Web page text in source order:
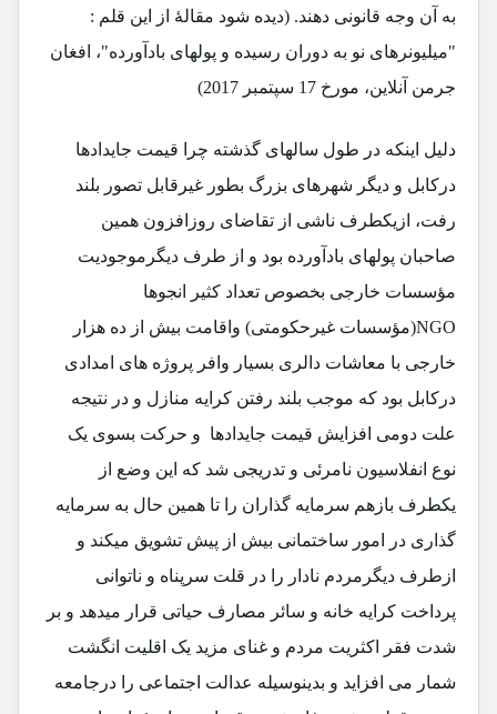
به آن وجه قانونی دهند. (دیده شود مقالۀ از این قلم :
"میلیونرهای نو به دوران رسیده و پولهای بادآورده"، افغان
جرمن آنلاین، مورخ 17 سپتمبر 2017)
دلیل اینکه در طول سالهای گذشته چرا قیمت جایدادها
درکابل و دیگر شهرهای بزرگ بطور غیرقابل تصور بلند
رفت، ازیکطرف ناشی از تقاضای روزافزون همین
صاحبان پولهای بادآورده بود و از طرف دیگرموجودیت
مؤسسات خارجی بخصوص تعداد کثیر انجوها
NGO(مؤسسات غیرحکومتی) واقامت بیش از ده هزار
خارجی با معاشات دالری بسیار وافر پروژه های امدادی
درکابل بود که موجب بلند رفتن کرایه منازل و در نتیجه
علت دومی افزایش قیمت جایدادها و حرکت بسوی یک
نوع انفلاسیون نامرئی و تدریجی شد که این وضع از
یکطرف بازهم سرمایه گذاران را تا همین حال به سرمایه
گذاری در امور ساختمانی بیش از پیش تشویق میکند و
ازطرف دیگرمردم نادار را در قلت سرپناه و ناتوانی
پرداخت کرایه خانه و سائر مصارف حیاتی قرار میدهد و بر
شدت فقر اکثریت مردم و غنای مزید یک اقلیت انگشت
شمار می افزاید و بدینوسیله عدالت اجتماعی را درجامعه